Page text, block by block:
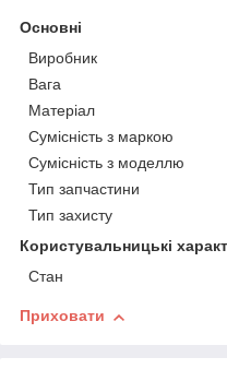
Основні
Виробник
Вага
Матеріал
Сумісність з маркою
Сумісність з моделлю
Тип запчастини
Тип захисту
Користувальницькі
Стан
Приховати